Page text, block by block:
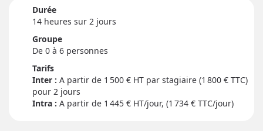
Durée
14 heures sur 2 jours
Groupe
De 0 à 6 personnes
Tarifs
Inter :
1 500 € HT par stagiaire (1 800 € TTC)
pour 2 jours
Intra : A partir de 1 445 € HT/jour, (1 734 € TTC/jour)